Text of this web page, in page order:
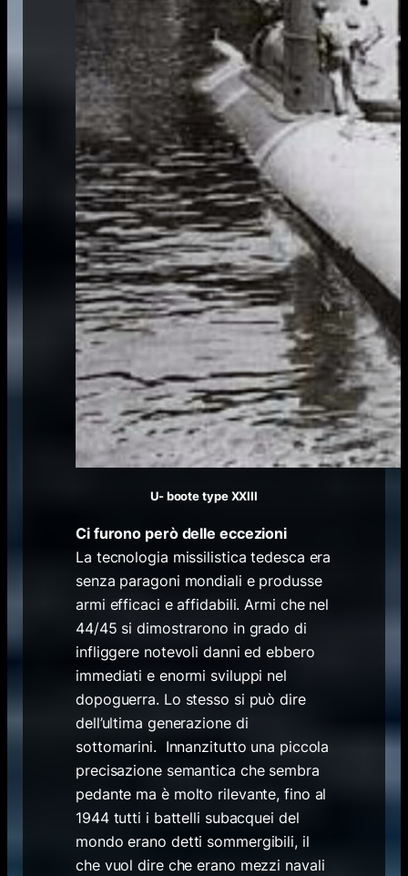
U- boote type XXIII
Ci furono però delle eccezioni
La tecnologia missilistica tedesca era
senza paragoni mondiali e produsse
armi efficaci e affidabili. Armi che nel
44/45 si dimostrarono in grado di
infliggere notevoli danni ed ebbero
immediati e enormi sviluppi nel
dopoguerra. Lo stesso si può dire
dell’ultima generazione di
sottomarini. Innanzitutto una piccola
precisazione semantica che sembra
pedante ma è molto rilevante, fino al
1944 tutti i battelli subacquei del
mondo erano detti sommergibili, il
che vuol dire che erano mezzi navali